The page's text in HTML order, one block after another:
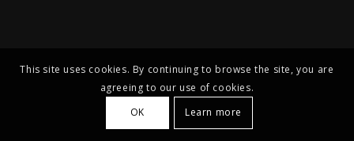
This site uses cookies. By continuing to browse the site, you are
agreeing to our use of cookies.
OK
Learn more